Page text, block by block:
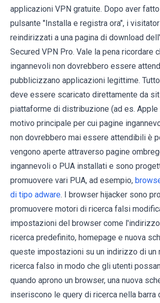
applicazioni VPN gratuite. Dopo aver
pulsante "Installa e registra ora", i
reindirizzati a una pagina di download
Secured VPN Pro. Vale la pena ricordare
ingannevoli non dovrebbero essere
pubblicizzano applicazioni legittime.
deve essere scaricato direttamente da
piattaforme di distribuzione (ad es. Apple
motivo principale per cui pagine
non dovrebbero mai essere attendibili è
vengono aperte attraverso pagine
ingannevoli o PUA installati e sono
promuovere vari PUA, ad esempio,
di tipo adware. I browser hijacker sono
promuovere motori di ricerca falsi
impostazioni del browser come
ricerca predefinito, homepage e nuova
queste impostazioni su un indirizzo di un
ricerca falso in modo che gli utenti
quando aprono un browser, una nuova
inseriscono le query di ricerca nella barra